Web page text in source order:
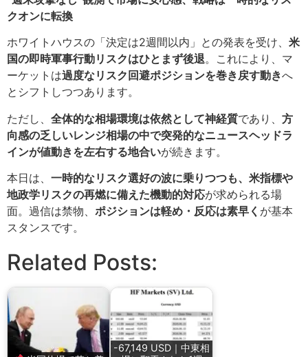
クオンに転換
ホワイトハウスの「決定は2週間以内」との発表を受け、 米
国の即時軍事行動リスクはひとまず後退。これにより、マ
ーケットは過度なリスク回避ポジションを巻き戻す動きへ
とシフトしつつあります。
ただし、 全体的な相場環境は依然として神経質であり、 方
向感の乏しいレンジ相場の中で突発的なニュースヘッドラ
インが値動きを左右する地合いが続きます。
本日は、 一時的なリスク選好の波に乗りつつも、米指標や
地政学リスクの再燃に備えた機動的対応が求められる場
面。過信は禁物、 ポジションは軽め・反応は素早く が基本
スタンスです。
Related Posts:
-67,149 USD｜中東相